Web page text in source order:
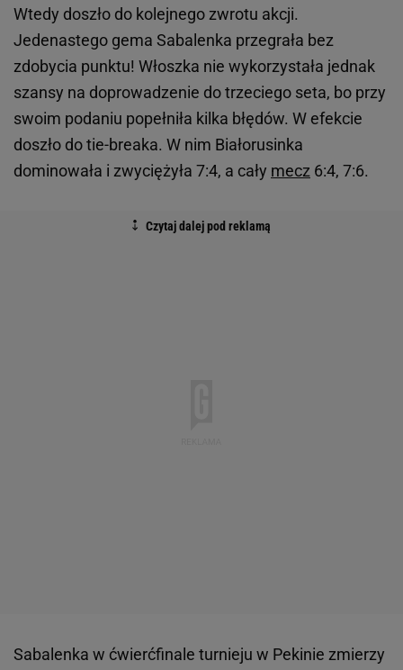
Wtedy doszło do kolejnego zwrotu akcji.
Jedenastego gema Sabalenka przegrała bez
zdobycia punktu! Włoszka nie wykorzystała jednak
szansy na doprowadzenie do trzeciego seta, bo przy
swoim podaniu popełniła kilka błędów. W efekcie
doszło do tie-breaka. W nim Białorusinka
dominowała i zwyciężyła 7:4, a cały mecz 6:4, 7:6.
Sabalenka w ćwierćfinale turnieju w Pekinie zmierzy